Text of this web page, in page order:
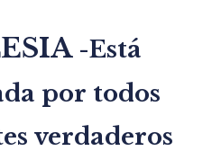
-Está
por todos
verdaderos